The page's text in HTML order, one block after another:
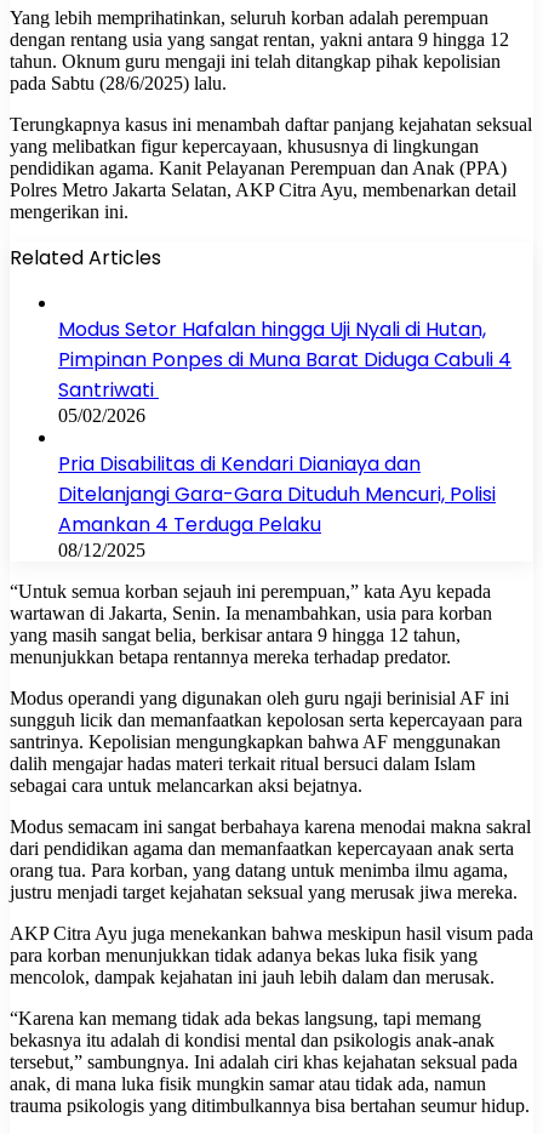
Yang lebih memprihatinkan, seluruh korban adalah perempuan
dengan rentang usia yang sangat rentan, yakni antara 9 hingga 12
tahun. Oknum guru mengaji ini telah ditangkap pihak kepolisian
pada Sabtu (28/6/2025) lalu.
Terungkapnya kasus ini menambah daftar panjang kejahatan seksual
yang melibatkan figur kepercayaan, khususnya di lingkungan
pendidikan agama. Kanit Pelayanan Perempuan dan Anak (PPA)
Polres Metro Jakarta Selatan, AKP Citra Ayu, membenarkan detail
mengerikan ini.
Related Articles
Modus Setor Hafalan hingga Uji Nyali di Hutan,
Pimpinan Ponpes di Muna Barat Diduga Cabuli 4
Santriwati
05/02/2026
Pria Disabilitas di Kendari Dianiaya dan
Ditelanjangi Gara-Gara Dituduh Mencuri, Polisi
Amankan 4 Terduga Pelaku
08/12/2025
“Untuk semua korban sejauh ini perempuan,” kata Ayu kepada
wartawan di Jakarta, Senin. Ia menambahkan, usia para korban
yang masih sangat belia, berkisar antara 9 hingga 12 tahun,
menunjukkan betapa rentannya mereka terhadap predator.
Modus operandi yang digunakan oleh guru ngaji berinisial AF ini
sungguh licik dan memanfaatkan kepolosan serta kepercayaan para
santrinya. Kepolisian mengungkapkan bahwa AF menggunakan
dalih mengajar hadas materi terkait ritual bersuci dalam Islam
sebagai cara untuk melancarkan aksi bejatnya.
Modus semacam ini sangat berbahaya karena menodai makna sakral
dari pendidikan agama dan memanfaatkan kepercayaan anak serta
orang tua. Para korban, yang datang untuk menimba ilmu agama,
justru menjadi target kejahatan seksual yang merusak jiwa mereka.
AKP Citra Ayu juga menekankan bahwa meskipun hasil visum pada
para korban menunjukkan tidak adanya bekas luka fisik yang
mencolok, dampak kejahatan ini jauh lebih dalam dan merusak.
“Karena kan memang tidak ada bekas langsung, tapi memang
bekasnya itu adalah di kondisi mental dan psikologis anak-anak
tersebut,” sambungnya. Ini adalah ciri khas kejahatan seksual pada
anak, di mana luka fisik mungkin samar atau tidak ada, namun
trauma psikologis yang ditimbulkannya bisa bertahan seumur hidup.